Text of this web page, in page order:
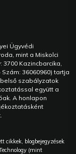
Ügyvédi
mint a Miskolci
Kazincbarcika,
36060960) tartja
szabályzatok
együtt a
A honlapon
cikkek, blogbejegyzések
(mint